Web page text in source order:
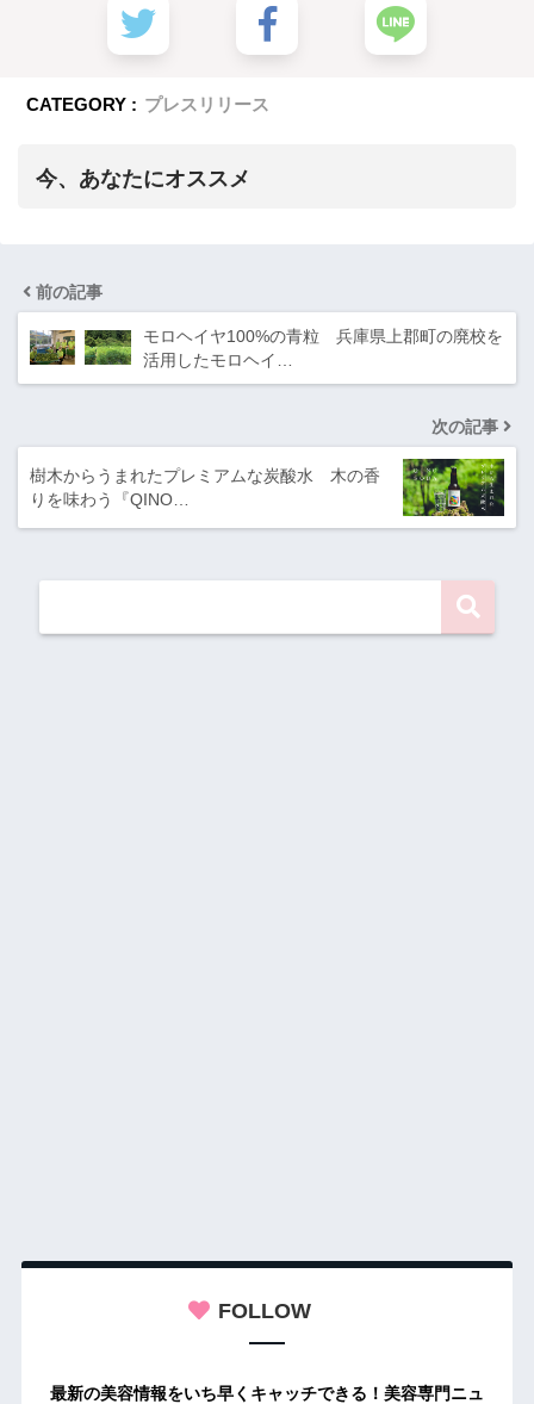
CATEGORY : プレスリリース
今、あなたにオススメ
前の記事
モロヘイヤ100%の青粒 兵庫県上郡町の廃校を
活用したモロヘイ…
次の記事
樹木からうまれたプレミアムな炭酸水 木の香
りを味わう『QINO…
FOLLOW
最新の美容情報をいち早くキャッチできる！美容専門ニュ